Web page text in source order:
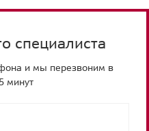
специалиста
и мы перезвоним в
минут